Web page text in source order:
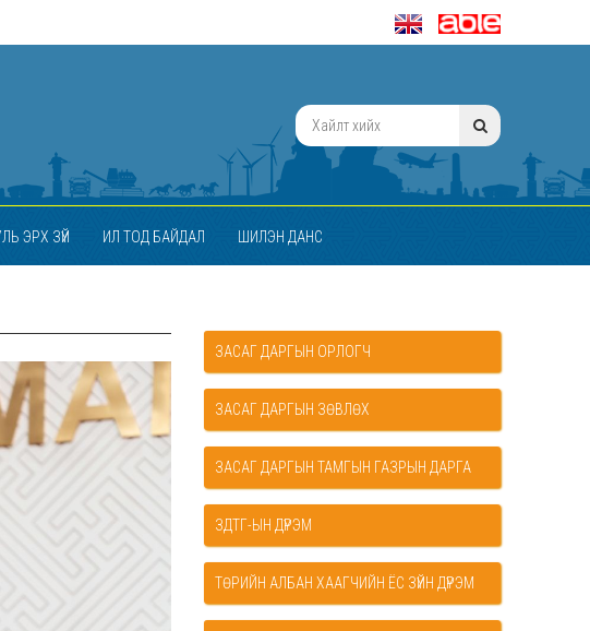
ЭРХ ЗҮЙ ИЛ ТОД БАЙДАЛ ШИЛЭН ДАНС
ЗАСАГ ДАРГЫН ОРЛОГЧ
ЗАСАГ ДАРГЫН ЗӨВЛӨХ
ЗАСАГ ДАРГЫН ТАМГЫН ГАЗРЫН ДАРГА
ЗДТГ-ЫН ДҮРЭМ
ТӨРИЙН АЛБАН ХААГЧИЙН ЁС ЗҮЙН ДҮРЭМ